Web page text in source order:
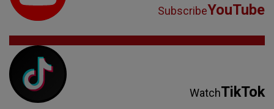
SubscribeYouTube
WatchTikTok